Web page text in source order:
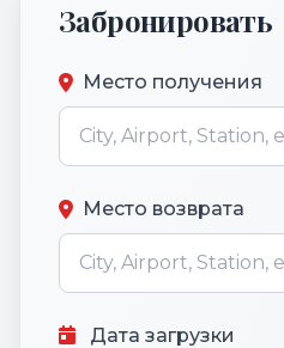
Забронировать
Место получения
Место возврата
Дата загрузки